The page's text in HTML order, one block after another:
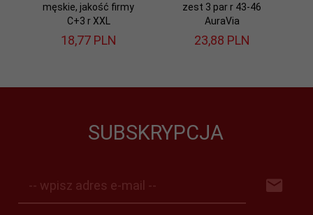
męskie, jakość firmy
C+3 r XXL
18,77 PLN
zest 3 par r 43-46
AuraVia
23,88 PLN
SUBSKRYPCJA
-- wpisz adres e-mail --